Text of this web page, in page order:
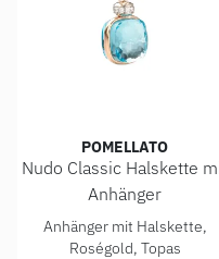
POMELLATO
Nudo Classic Halskette
Anhänger
Pomellato Nudo Classic
Anhänger mit Halskette,
Roségold, Topas